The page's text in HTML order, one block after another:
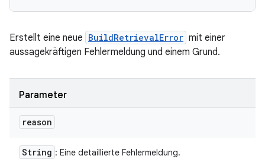
Erstellt eine neue BuildRetrievalError mit einer
aussagekräftigen Fehlermeldung und einem Grund.
Parameter
reason
String : Eine detaillierte Fehlermeldung.